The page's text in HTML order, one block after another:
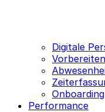
Digitale
Performance